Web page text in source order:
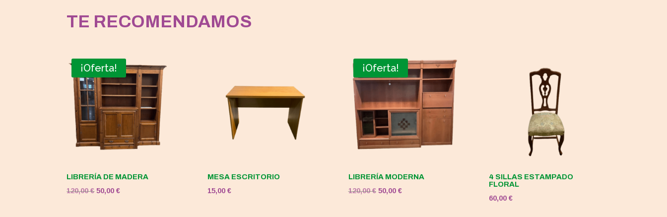
TE RECOMENDAMOS
¡Oferta!
LIBRERÍA DE MADERA
120,00€ El
50,00€El
MESA ESCRITORIO
15,00 €
¡Oferta!
LIBRERÍA MODERNA
120,00€ El
50,00 €El
4 SILLAS ESTAMPADO
FLORAL
60,00€